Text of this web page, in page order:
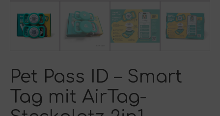
Pet Pass ID – Smart
Tag mit AirTag-